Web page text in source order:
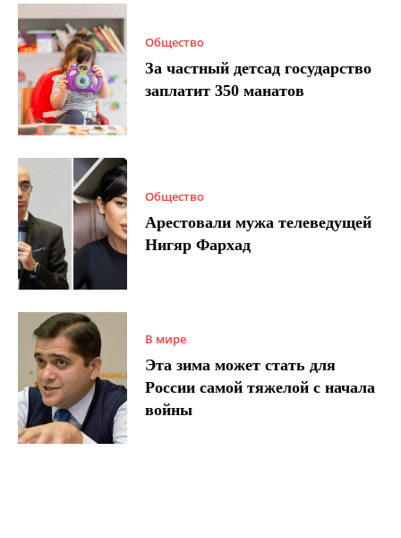
Общество
За частный детсад государство
заплатит 350 манатов
Общество
Арестовали мужа телеведущей
Нигяр Фархад
В мире
Эта зима может стать для
России самой тяжелой с начала
войны